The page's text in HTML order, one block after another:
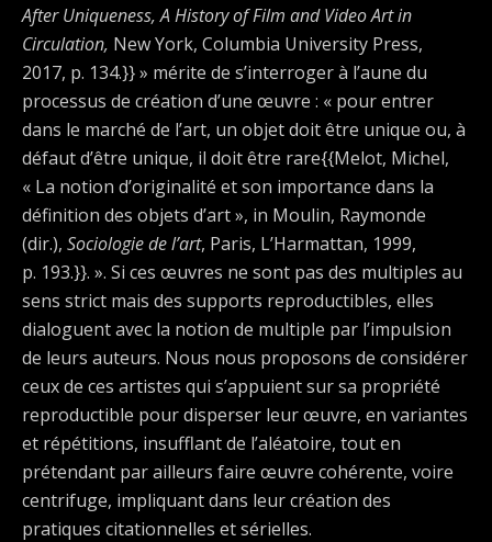
After Uniqueness, A History of Film and Video Art in
Circulation, New York, Columbia University Press,
2017, p. 134.}} » mérite de s’interroger à l’aune du
processus de création d’une œuvre : « pour entrer
dans le marché de l’art, un objet doit être unique ou, à
défaut d’être unique, il doit être rare{{Melot, Michel,
« La notion d’originalité et son importance dans la
définition des objets d’art », in Moulin, Raymonde
(dir.), Sociologie de l’art, Paris, L’Harmattan, 1999,
p. 193.}}. ». Si ces œuvres ne sont pas des multiples au
sens strict mais des supports reproductibles, elles
dialoguent avec la notion de multiple par l’impulsion
de leurs auteurs. Nous nous proposons de considérer
ceux de ces artistes qui s’appuient sur sa propriété
reproductible pour disperser leur œuvre, en variantes
et répétitions, insufflant de l’aléatoire, tout en
prétendant par ailleurs faire œuvre cohérente, voire
centrifuge, impliquant dans leur création des
pratiques citationnelles et sérielles.